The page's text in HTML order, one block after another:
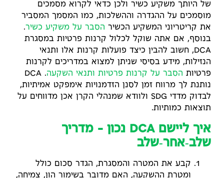
של היותך משקיע כשיר ולכן כדאי לקרוא מסמכים
מוסמכים על ההגדרה וההשלכות, כמו המסמך המסביר
את קריטריוני המשקיע הכשיר הסבר על משקיע כשיר.
בנוסף, אם אתה שוקל לכלול קרנות פרטיות במסגרת
DCA, חשוב להבין כיצד פועלות קרנות אלו ותנאי
הנזילות, מידע בסיסי שניתן למצוא במדריכים לקרנות
פרטיות הסבר על קרנות פרטיות ותנאי השקעה
. DCA
נותנת לך מרווח זמן לסנן הזדמנויות אימפקט אמיתיות,
לבדוק מדדי SDG ולוודא שמנהלי הקרן אכן מדווחים על
תוצאות כמותיות.
איך ליישם DCA נכון – מדריך
שלב‑אחר‑שלב
קבע את המטרה והמסגרת, הגדר סכום כולל
ומטרת ההשקעה, האם מדובר בשימור הון, צמיחה,